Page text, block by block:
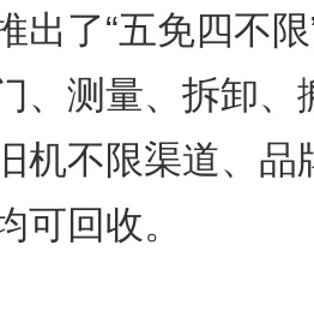
出了“五免四不限
、测量、拆卸、
机不限渠道、品
可回收。